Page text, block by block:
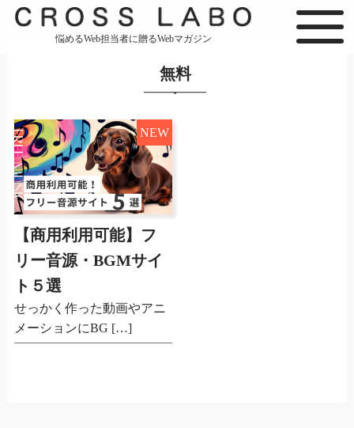
悩めるWeb担当者に贈るWebマガジン
無料
NEW
【商用利用可能】フ
リー音源・BGMサイ
ト５選
せっかく作った動画やアニ
メーションにBG […]